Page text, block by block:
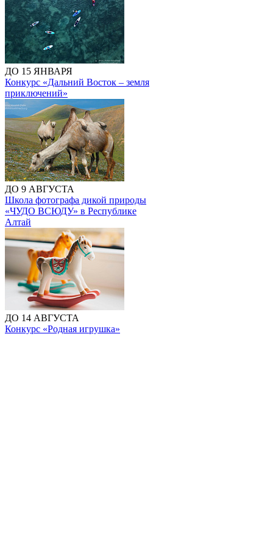
ДО 15 ЯНВАРЯ
Конкурс «Дальний Восток – земля
приключений»
ДО 9 АВГУСТА
Школа фотографа дикой природы
«ЧУДО ВСЮДУ» в Республике
Алтай
ДО 14 АВГУСТА
Конкурс «Родная игрушка»